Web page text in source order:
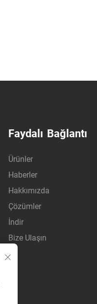
Faydalı Bağlantı
Ürünler
Haberler
Hakkımızda
Çözümler
İndir
Bize Ulaşın